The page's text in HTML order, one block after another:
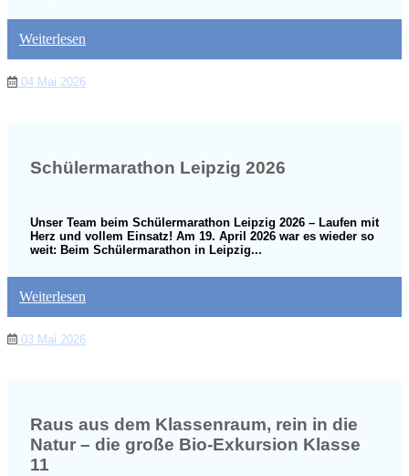
04 Mai 2026
Weiterlesen
03 Mai 2026
Schülermarathon Leipzig 2026
Unser Team beim Schülermarathon Leipzig 2026 – Laufen mit
Herz und vollem Einsatz! Am 19. April 2026 war es wieder so
weit: Beim Schülermarathon in Leipzig...
Weiterlesen
Raus aus dem Klassenraum, rein in die
Natur – die große Bio-Exkursion Klasse
11